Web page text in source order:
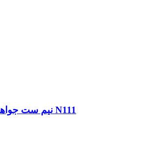
نیم ست جواهری نقره ایتالیایی کد N111